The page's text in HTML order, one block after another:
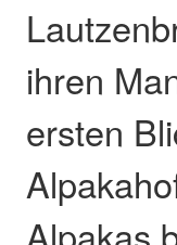
ihren
ersten